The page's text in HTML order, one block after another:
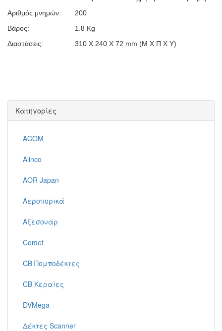
Αριθμός μνημών:
200
Βάρος:
1.8 Kg
Διαστάσεις:
310 Χ 240 Χ 72 mm (Μ Χ Π Χ Υ)
Κατηγορίες
ACOM
Alinco
AOR Japan
Αεροπορικά
Αξεσουάρ
Comet
CB Πομποδέκτες
CB Κεραίες
DVMega
Δέκτες Scanner